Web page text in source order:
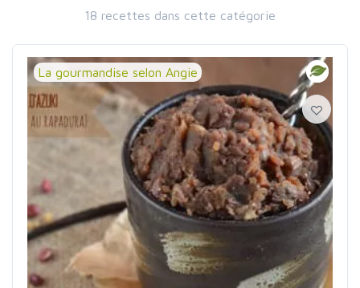
18 recettes dans cette catégorie
La gourmandise selon Angie